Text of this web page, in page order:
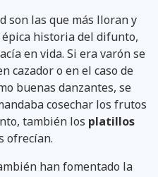
son las que más lloran y
historia del difunto,
en vida. Si era varón se
cazador o en el caso de
buenas danzantes, se
cosechar los frutos
también los platillos
ofrecían.
han fomentado la